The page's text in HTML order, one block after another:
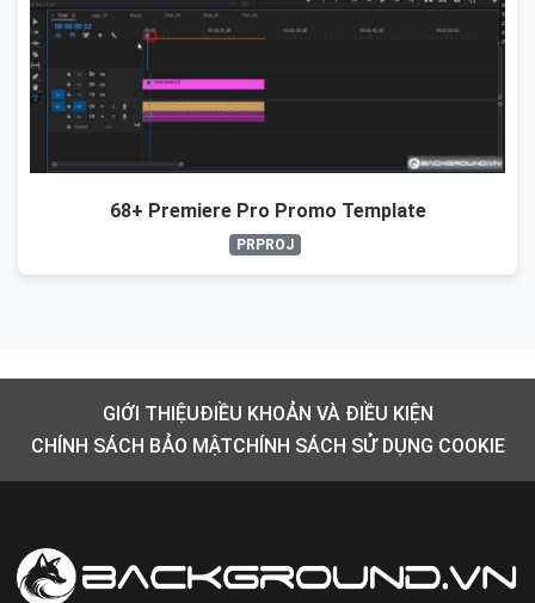
68+ Premiere Pro Promo Template
PRPROJ
GIỚI THIỆUĐIỀU KHOẢN VÀ ĐIỀU KIỆN
CHÍNH SÁCH BẢO MẬTCHÍNH SÁCH SỬ DỤNG COOKIE